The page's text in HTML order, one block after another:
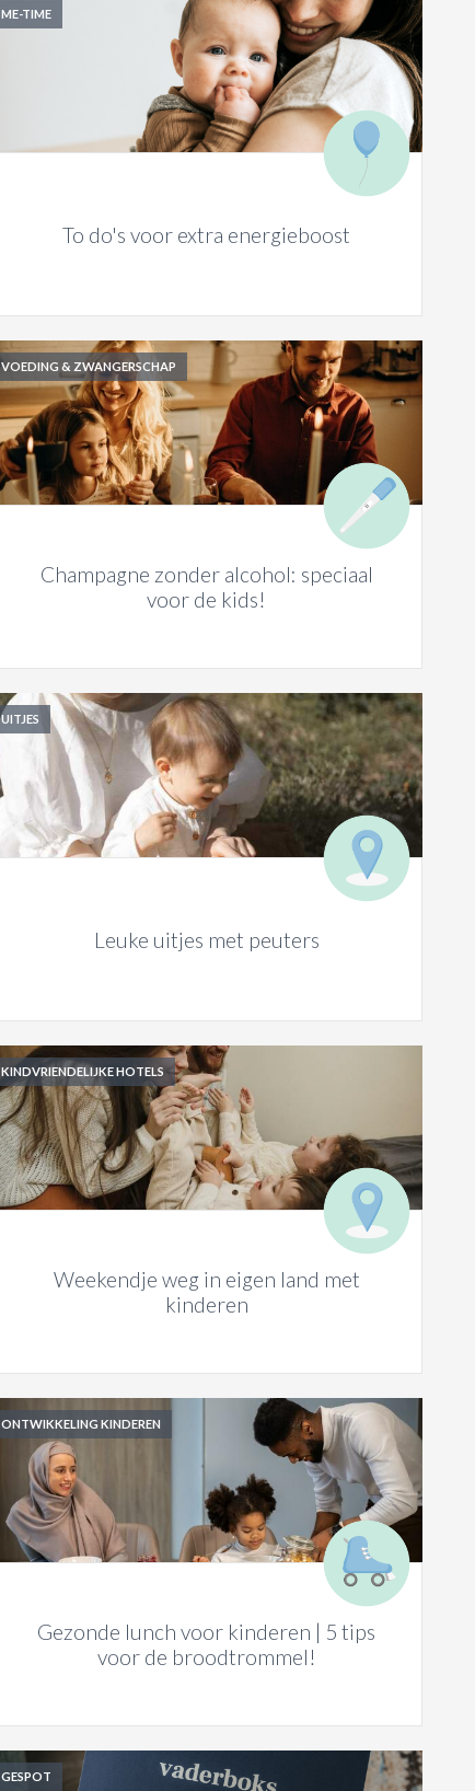
ME-TIME
To do's voor extra energieboost
VOEDING & ZWANGERSCHAP
Champagne zonder alcohol: speciaal
voor de kids!
UITJES
Leuke uitjes met peuters
KINDVRIENDELIJKE HOTELS
Weekendje weg in eigen land met
kinderen
ONTWIKKELING KINDEREN
Gezonde lunch voor kinderen | 5 tips
voor de broodtrommel!
GESPOT